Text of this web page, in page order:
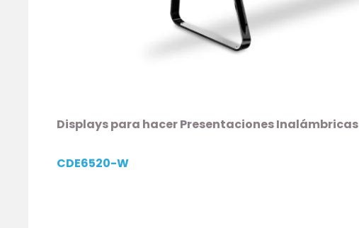
Displays para hacer Presentaciones Inalámbricas
CDE6520-W